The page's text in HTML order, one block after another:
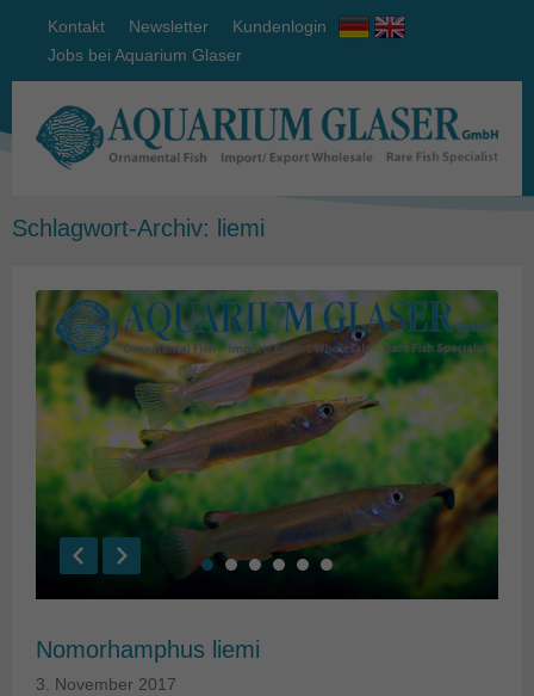
Kontakt Newsletter
Kundenlogin
Jobs bei Aquarium Glaser
Schlagwort-Archiv: liemi
Nomorhamphus liemi
3. November 2017